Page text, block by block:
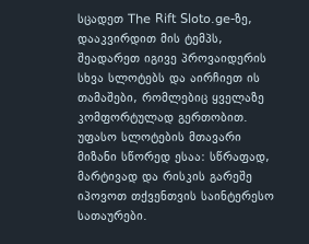
სცადეთ The Rift Sloto.ge-ზე,
დააკვირდით მის ტემპს,
შეადარეთ იგივე პროვაიდერის
სხვა სლოტებს და აირჩიეთ ის
თამაშები, რომლებიც ყველაზე
კომფორტულად გერთობით.
უფასო სლოტების მთავარი
მიზანი სწორედ ესაა: სწრაფად,
მარტივად და რისკის გარეშე
იპოვოთ თქვენთვის საინტერესო
სათაურები.